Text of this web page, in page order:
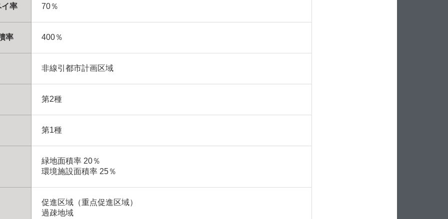
率 70％
率 400％
非線引都市計画区域
第2種
第1種
緑地面積率 20％
環境施設面積率 25％
促進区域（重点促進区域）
過疎地域